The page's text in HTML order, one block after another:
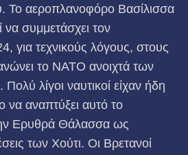
Το αεροπλανοφόρο Βασίλισσα
να συμμετάσχει τον
για τεχνικούς λόγους, στους
το ΝΑΤΟ ανοιχτά των
λίγοι ναυτικοί είχαν ήδη
να αναπτύξει αυτό το
Ερυθρά Θάλασσα ως
των Χούτι. Οι Βρετανοί